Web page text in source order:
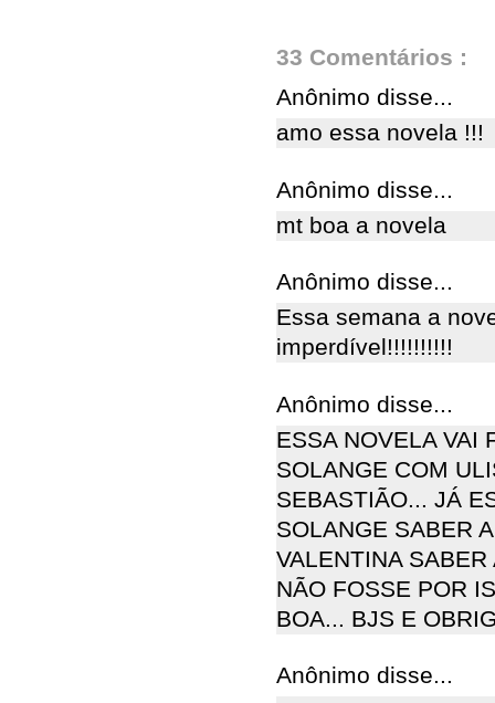
33 Comentários :
Anônimo disse...
amo essa novela !!!
Anônimo disse...
mt boa a novela
Anônimo disse...
Essa semana a
imperdível!!!!!!!!!!
Anônimo disse...
ESSA NOVELA VAI
SOLANGE COM
SEBASTIÃO... JÁ
SOLANGE SABER
VALENTINA
NÃO FOSSE POR
BOA... BJS E
Anônimo disse...